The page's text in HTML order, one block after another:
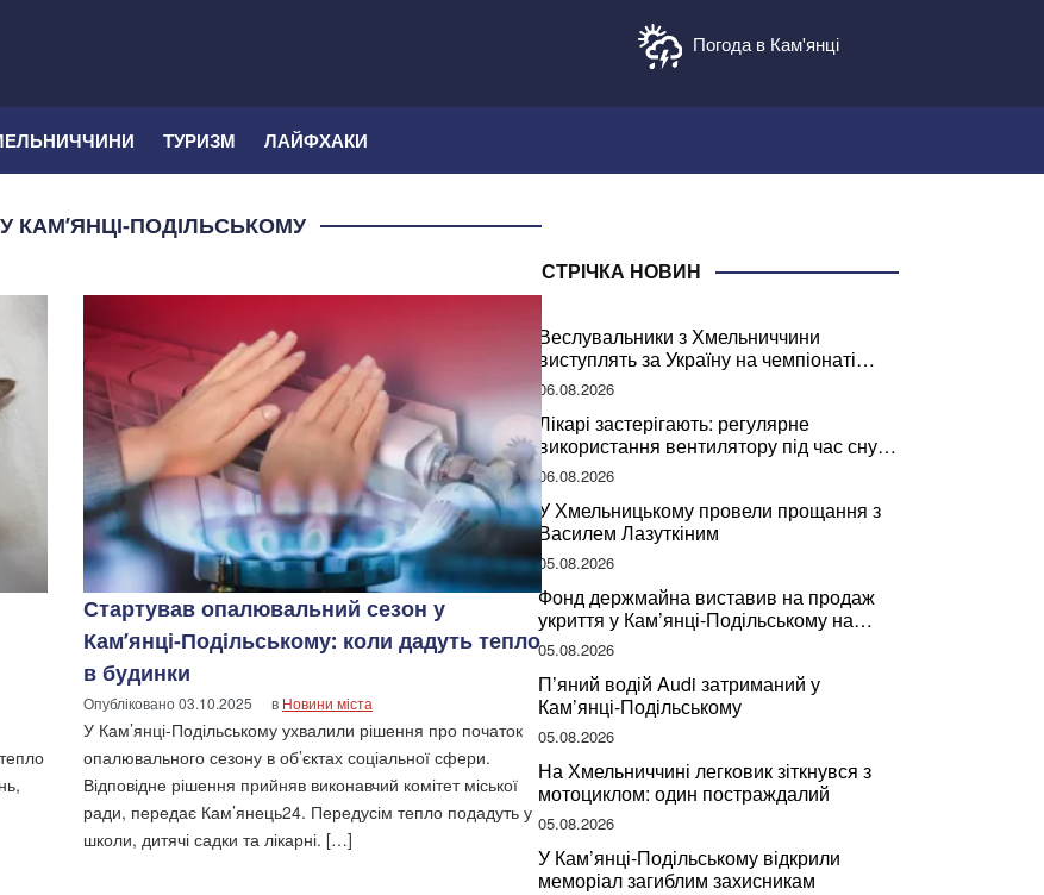
Погода в Кам'янці
ТУРИЗМ ЛАЙФХАКИ
ПОДІЛЬСЬКОМУ
Стартував опалювальний сезон у
Кам’янці-Подільському: коли дадуть тепло
в будинки
Опубліковано03.10.2025 в Новини міста
У Кам’янці-Подільському ухвалили рішення про початок
опалювального сезону в об’єктах соціальної сфери.
Відповідне рішення прийняв виконавчий комітет міської
ради, передає Кам’янець24. Передусім тепло подадуть у
школи, дитячі садки та лікарні. […]
СТРІЧКА НОВИН
Веслувальники з Хмельниччини
виступлять за Україну на чемпіонаті
світу
06.08.2026
Лікарі застерігають: регулярне
використання вентилятору під час сну
може негативно вплинути на ваше
здоров’я
06.08.2026
У Хмельницькому провели прощання з
Василем Лазуткіним
05.08.2026
Фонд держмайна виставив на продаж
укриття у Кам’янці-Подільському на
Хмельниччині
05.08.2026
П’яний водій Audi затриманий у
Кам’янці-Подільському
05.08.2026
На Хмельниччині легковик зіткнувся з
мотоциклом: один постраждалий
05.08.2026
У Кам’янці-Подільському відкрили
меморіал загиблим захисникам